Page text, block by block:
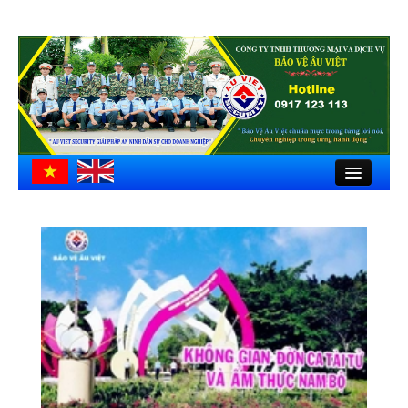
Trang chủ
Giới thiệu
Hồ sơ công ty